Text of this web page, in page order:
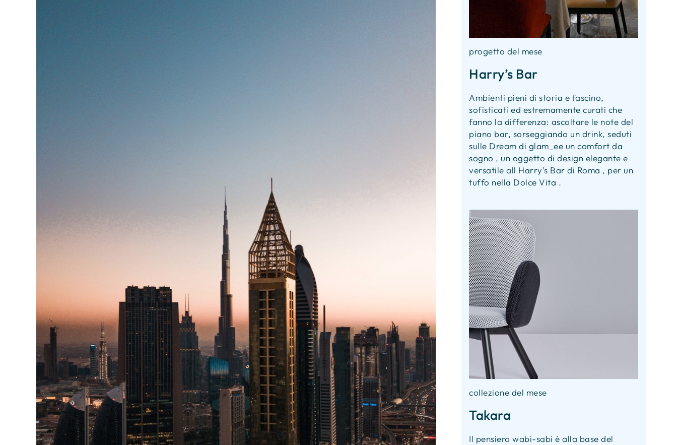
progetto del mese
Harry’s Bar
Ambienti pieni di storia e fascino,
sofisticati ed estremamente curati che
fanno la differenza: ascoltare le note del
piano bar, sorseggiando un drink, seduti
sulle Dream di glam_ee un comfort da
sogno , un oggetto di design elegante e
versatile all Harry’s Bar di Roma , per un
tuffo nella Dolce Vita .
collezione del mese
Takara
Il pensiero wabi-sabi è alla base del